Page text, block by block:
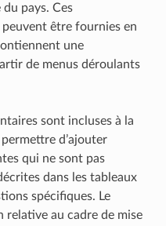
pays. Ces
être fournies en
une
de menus déroulants
sont incluses à la
d’ajouter
qui ne sont pas
dans les tableaux
spécifiques. Le
au cadre de mise